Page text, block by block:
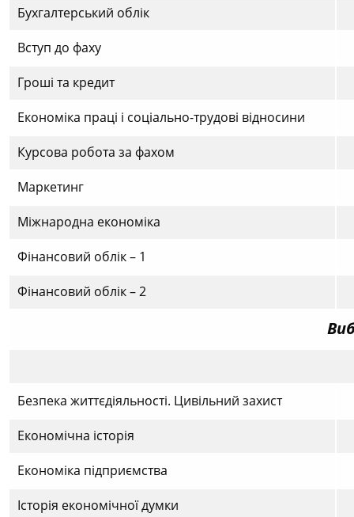
Бухгалтерський облік
Вступ до фаху
Гроші та кредит
Економіка праці і соціально-трудові відносини
Курсова робота за фахом
Маркетинг
Міжнародна економіка
Фінансовий облік – 1
Фінансовий облік – 2
Безпека життєдіяльності. Цивільний захист
Економічна історія
Економіка підприємства
Історія економічної думки